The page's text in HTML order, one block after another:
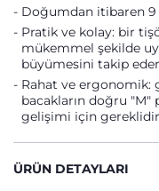
Doğumdan itibaren 9
Pratik ve kolay: bir
mükemmel şekilde
büyümesini takip
Rahat ve ergonomik:
bacakların doğru "M"
gelişimi için
ÜRÜN DETAYLARI